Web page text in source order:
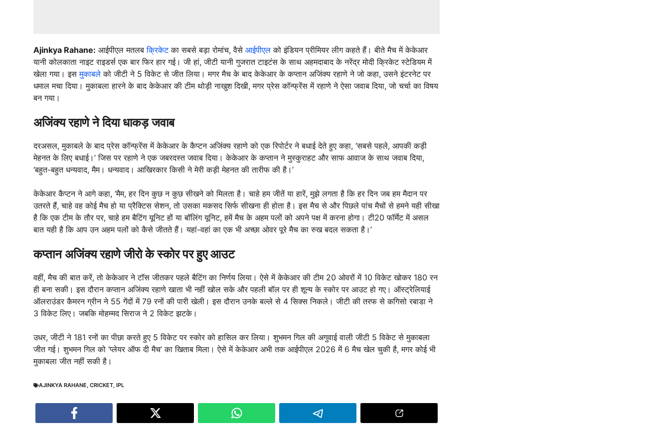
Ajinkya Rahane: आईपीएल मतलबक्रिकेटका सबसे बड़ा रोमांच, वैसे आईपीएल को इंडियन प्रीमियर लीग कहते हैं। बीते मैच में केकेआर
यानी कोलकाता नाइट राइडर्स एक बार फिर हार गई। जी हां, जीटी यानी गुजरात टाइटंस के साथ अहमदाबाद के नरेंद्र मोदी क्रिकेट स्टेडियम में
खेला गया। इसमुकाबले को जीटी ने 5 विकेट से जीत लिया। मगर मैच के बाद केकेआर के कप्तान अजिंक्य रहाणे ने जो कहा, उसने इंटरनेट पर
धमाल मचा दिया। मुकाबला हारने के बाद केकेआर की टीम थोड़ी नाखुश दिखी, मगर प्रेस कॉन्फ्रेंस में रहाणे ने ऐसा जवाब दिया, जो चर्चा का विषय
बन गया।
अजिंक्य रहाणे ने दिया धाकड़ जवाब
दरअसल, मुकाबले के बाद प्रेस कॉन्फ्रेंस में केकेआर के कैप्टन अजिंक्य रहाणे को एक रिपोर्टर ने बधाई देते हुए कहा, ‘सबसे पहले, आपकी कड़ी
मेहनत के लिए बधाई।’ जिस पर रहाणे ने एक जबरदस्त जवाब दिया। केकेआर के कप्तान ने मुस्कुराहट और साफ आवाज के साथ जवाब दिया,
‘बहुत-बहुत धन्यवाद, मैम। धन्यवाद। आखिरकार किसी ने मेरी कड़ी मेहनत की तारीफ की है।’
केकेआर कैप्टन ने आगे कहा, ‘मैम, हर दिन कुछ न कुछ सीखने को मिलता है। चाहे हम जीतें या हारें, मुझे लगता है कि हर दिन जब हम मैदान पर
उतरते हैं, चाहे वह कोई मैच हो या प्रैक्टिस सेशन, तो उसका मकसद सिर्फ सीखना ही होता है। इस मैच से और पिछले पांच मैचों से हमने यही सीखा
है कि एक टीम के तौर पर, चाहे हम बैटिंग यूनिट हों या बॉलिंग यूनिट, हमें मैच के अहम पलों को अपने पक्ष में करना होगा। टी20 फॉर्मेट में असल
बात यही है कि आप उन अहम पलों को कैसे जीतते हैं। यहां-वहां का एक भी अच्छा ओवर पूरे मैच का रुख बदल सकता है।’
कप्तान अजिंक्य रहाणे जीरो के स्कोर पर हुए आउट
वहीं, मैच की बात करें, तो केकेआर ने टॉस जीतकर पहले बैटिंग का निर्णय लिया। ऐसे में केकेआर की टीम 20 ओवरों में 10 विकेट खोकर 180 रन
ही बना सकी। इस दौरान कप्तान अजिंक्य रहाणे खाता भी नहीं खोल सके और पहली बॉल पर ही शून्य के स्कोर पर आउट हो गए। ऑस्ट्रेलियाई
ऑलराउंडर कैमरन ग्रीन ने 55 गेंदों में 79 रनों की पारी खेली। इस दौरान उनके बल्ले से 4 सिक्स निकले। जीटी की तरफ से कगिसो रबाडा ने
3 विकेट लिए। जबकि मोहम्मद सिराज ने 2 विकेट झटके।
उधर, जीटी ने 181 रनों का पीछा करते हुए 5 विकेट पर स्कोर को हासिल कर लिया। शुभमन गिल की अगुवाई वाली जीटी 5 विकेट से मुकाबला
जीत गई। शुभमन गिल को ‘प्लेयर ऑफ दी मैच’ का खिताब मिला। ऐसे में केकेआर अभी तक आईपीएल 2026 में 6 मैच खेल चुकी है, मगर कोई भी
मुकाबला जीत नहीं सकी है।
AJINKYA RAHANE, CRICKET, IPL